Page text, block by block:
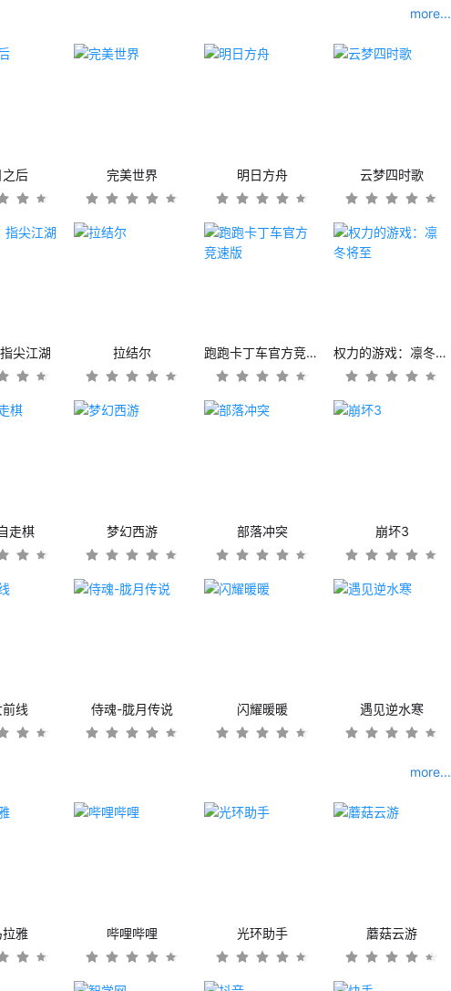
more...
后 完美世界 明日方舟 云梦四时歌
尖江湖 拉结尔 跑跑卡丁车官方竞速版 权力的游戏：凛冬将至
走棋 梦幻西游 部落冲突 崩坏3
线 侍魂-胧月传说 闪耀暖暖 遇见逆水寒
more...
雅 哔哩哔哩 光环助手 蘑菇云游